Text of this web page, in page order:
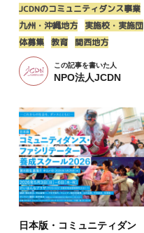
JCDNのコミュニティダンス事業
九州・沖縄地方
実施校・実施団
体募集 教育 関西地方
この記事を書いた人
NPO法人JCDN
日本版・コミュニティダン